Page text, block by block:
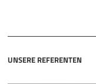
methodischer
UNSERE REFERENTEN